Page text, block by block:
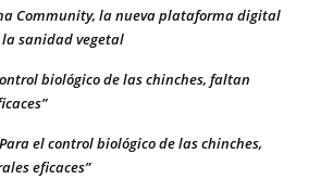
Community, la nueva plataforma digital
sanidad vegetal
biológico de las chinches, faltan
el control biológico de las chinches,
eficaces”